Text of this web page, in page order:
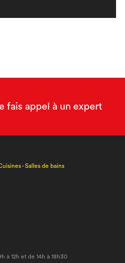
fais appel à un expert
- Salles de bains
à 12h et de 14h à 18h30